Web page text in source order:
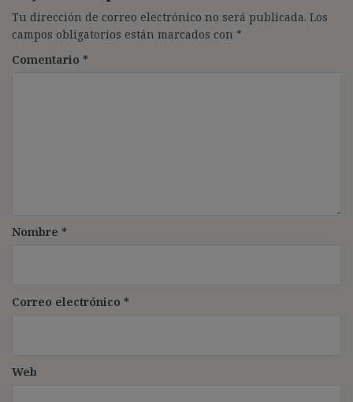
Tu dirección de correo electrónico no será publicada. Los
campos obligatorios están marcados con *
Comentario *
Nombre *
Correo electrónico *
Web